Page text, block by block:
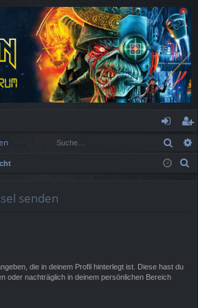
n
m
eg
ist
senden
die in deinem Profil hinterlegt ist. Diese hast du
oder nachträglich in deinem persönlichen Bereich